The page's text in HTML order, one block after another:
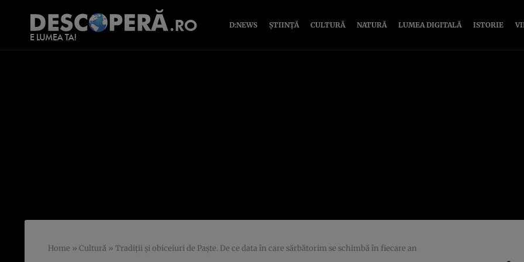
D:NEWS ȘTIINȚĂ CULTURĂ NATURĂ LUMEA DIGITALĂ ISTORIE
Home » Cultură » Tradiţii şi obiceiuri de Paşte. De ce data în care sărbătorim se schimbă în fiecare an